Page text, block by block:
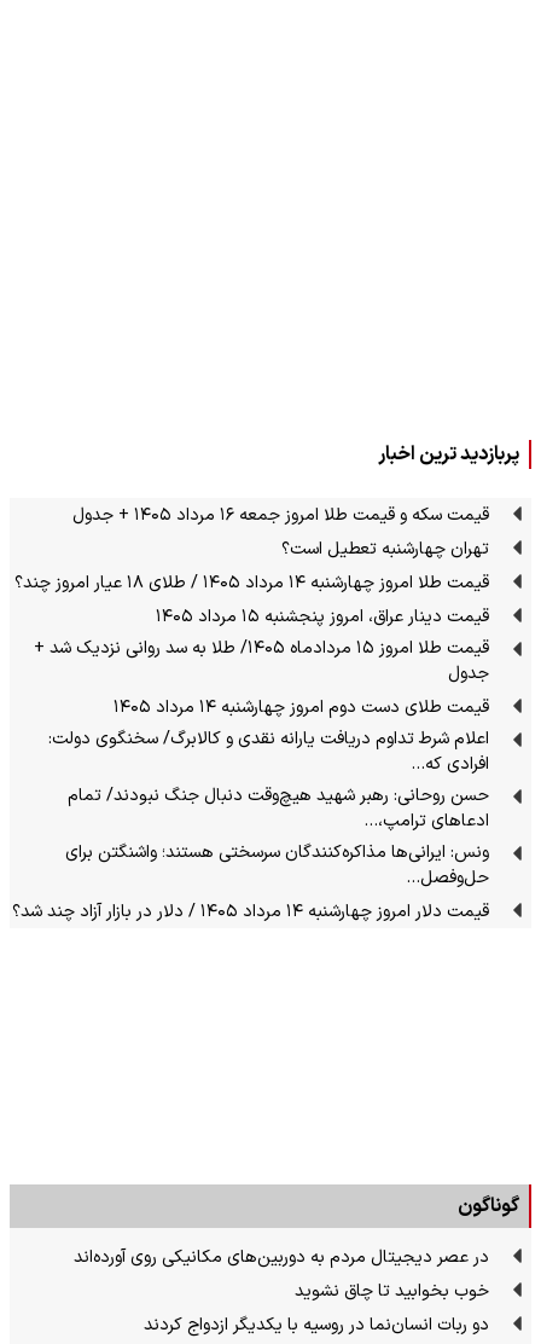
پربازدید ترین اخبار
قیمت سکه و قیمت طلا امروز جمعه ۱۶ مرداد ۱۴۰۵ + جدول
تهران چهارشنبه تعطیل است؟
قیمت طلا امروز چهارشنبه ۱۴ مرداد ۱۴۰۵ / طلای ۱۸ عیار امروز چند؟
قیمت دینار عراق، امروز پنجشنبه ۱۵ مرداد ۱۴۰۵
قیمت طلا امروز ۱۵ مردادماه ۱۴۰۵/ طلا به سد روانی نزدیک شد +
جدول
قیمت طلای دست دوم امروز چهارشنبه ۱۴ مرداد ۱۴۰۵
اعلام شرط تداوم دریافت یارانه نقدی و کالابرگ/ سخنگوی دولت:
افرادی که…
حسن روحانی: رهبر شهید هیچ‌وقت دنبال جنگ نبودند/ تمام
ادعاهای ترامپ،…
ونس: ایرانی‌ها مذاکره‌کنندگان سرسختی هستند؛ واشنگتن برای
حل‌وفصل…
قیمت دلار امروز چهارشنبه ۱۴ مرداد ۱۴۰۵ / دلار در بازار آزاد چند شد؟
گوناگون
در عصر دیجیتال مردم به دوربین‌های مکانیکی روی آورده‌اند
خوب بخوابید تا چاق نشوید
دو ربات انسان‌نما در روسیه با یکدیگر ازدواج کردند